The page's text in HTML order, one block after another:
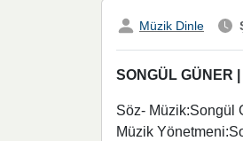
Müzik Dinle
SONGÜL GÜNER
Söz- Müzik:Songül
Müzik